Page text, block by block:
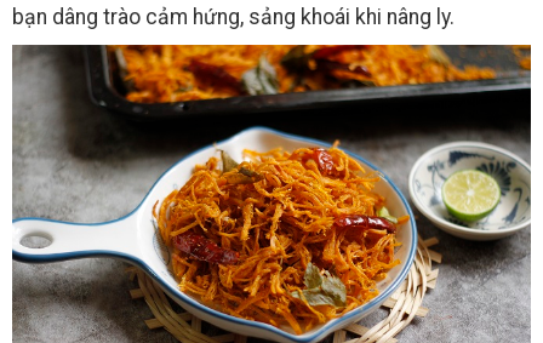
bạn dâng trào cảm hứng, sảng khoái khi nâng ly.